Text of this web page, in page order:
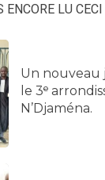
ENCORE LU CECI
Un nouveau
le 3ᵉ
N’Djaména.